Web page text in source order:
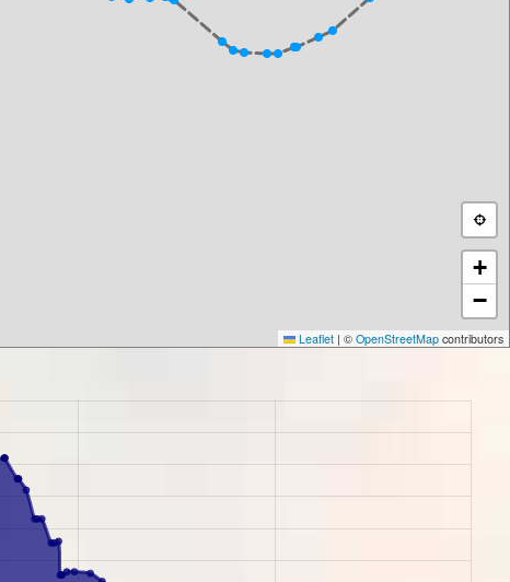
+
−
Leaflet | © OpenStreetMap contributors